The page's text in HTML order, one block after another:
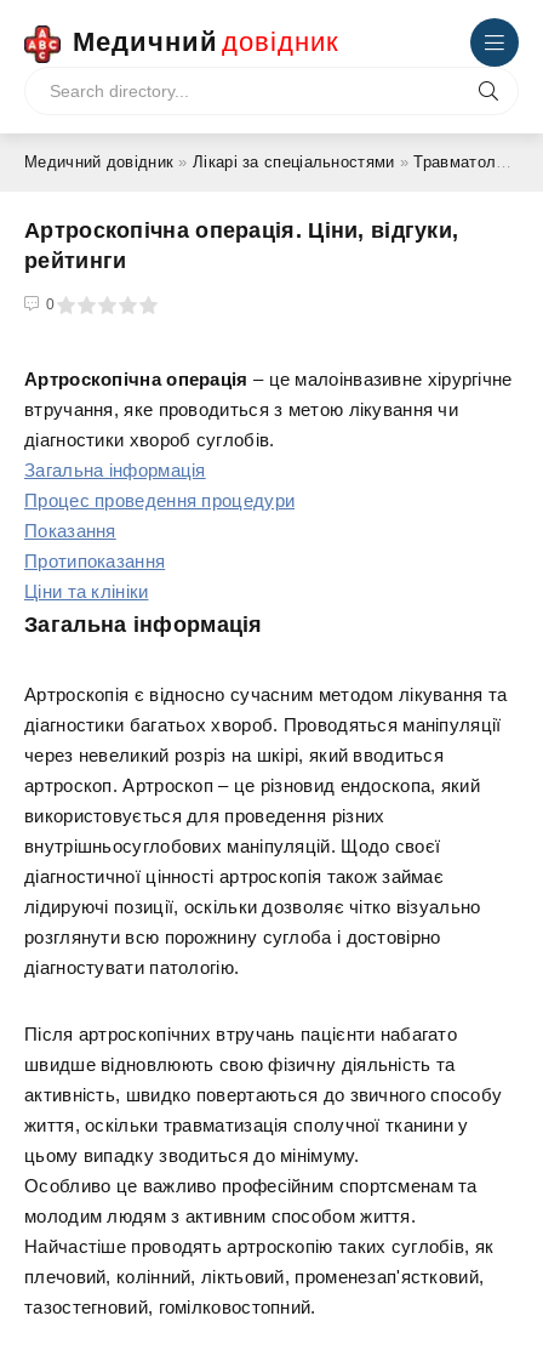
Медичний довідник
Медичний довідник »Лікарі за спеціальностями »Травматолог-ортопед
Артроскопічна операція. Ціни, відгуки,
рейтинги
0
5
Артроскопічна операція – це малоінвазивне хірургічне
втручання, яке проводиться з метою лікування чи
діагностики хвороб суглобів.
Загальна інформація
Процес проведення процедури
Показання
Протипоказання
Ціни та клініки
Загальна інформація
Артроскопія є відносно сучасним методом лікування та
діагностики багатьох хвороб. Проводяться маніпуляції
через невеликий розріз на шкірі, який вводиться
артроскоп. Артроскоп – це різновид ендоскопа, який
використовується для проведення різних
внутрішньосуглобових маніпуляцій. Щодо своєї
діагностичної цінності артроскопія також займає
лідируючі позиції, оскільки дозволяє чітко візуально
розглянути всю порожнину суглоба і достовірно
діагностувати патологію.
Після артроскопічних втручань пацієнти набагато
швидше відновлюють свою фізичну діяльність та
активність, швидко повертаються до звичного способу
життя, оскільки травматизація сполучної тканини у
цьому випадку зводиться до мінімуму.
Особливо це важливо професійним спортсменам та
молодим людям з активним способом життя.
Найчастіше проводять артроскопію таких суглобів, як
плечовий, колінний, ліктьовий, променезап'ястковий,
тазостегновий, гомілковостопний.